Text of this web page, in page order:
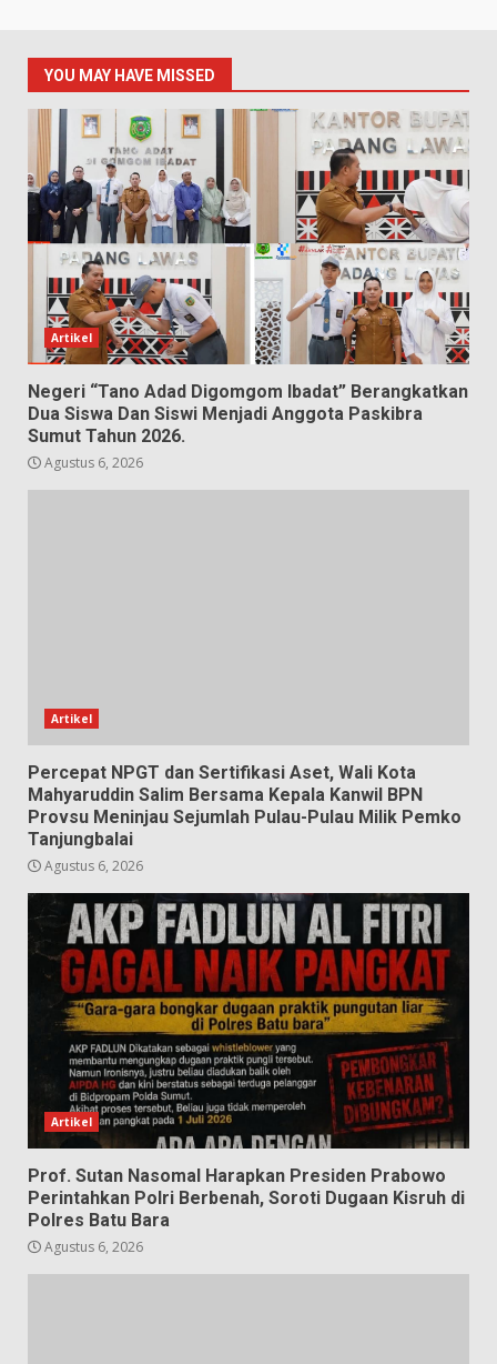
YOU MAY HAVE MISSED
Artikel
Negeri “Tano Adad Digomgom Ibadat” Berangkatkan
Dua Siswa Dan Siswi Menjadi Anggota Paskibra
Sumut Tahun 2026.
Agustus 6, 2026
Artikel
Percepat NPGT dan Sertifikasi Aset, Wali Kota
Mahyaruddin Salim Bersama Kepala Kanwil BPN
Provsu Meninjau Sejumlah Pulau-Pulau Milik Pemko
Tanjungbalai
Agustus 6, 2026
Artikel
Prof. Sutan Nasomal Harapkan Presiden Prabowo
Perintahkan Polri Berbenah, Soroti Dugaan Kisruh di
Polres Batu Bara
Agustus 6, 2026